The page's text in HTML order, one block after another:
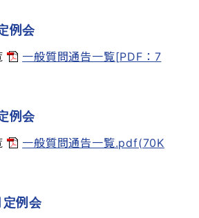
例会
一般質問通告一覧[PDF：7
例会
一般質問通告一覧.pdf(70K
例会